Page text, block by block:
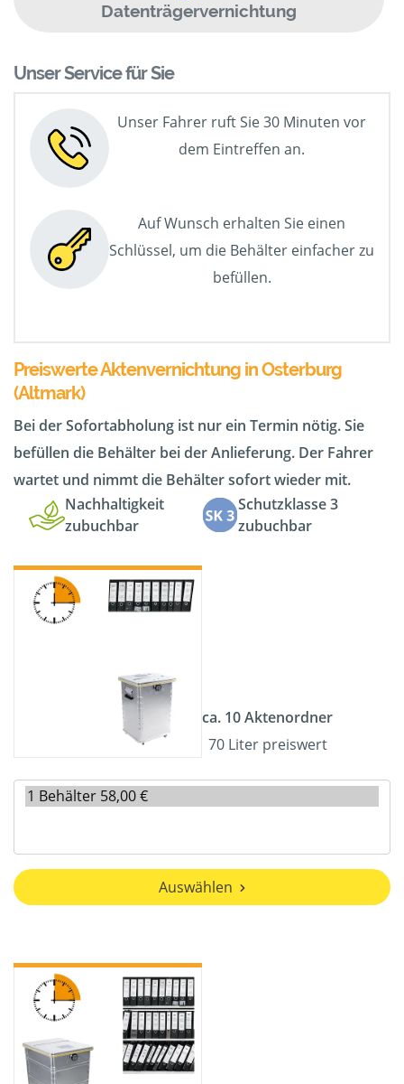
Datenträgervernichtung
Unser Service für Sie
Unser Fahrer ruft Sie 30 Minuten vor
dem Eintreffen an.
Auf Wunsch erhalten Sie einen
Schlüssel, um die Behälter einfacher zu
befüllen.
Preiswerte Aktenvernichtung in Osterburg
(Altmark)
Bei der Sofortabholung ist nur ein Termin nötig. Sie
befüllen die Behälter bei der Anlieferung. Der Fahrer
wartet und nimmt die Behälter sofort wieder mit.
Nachhaltigkeit
zubuchbar
Schutzklasse 3
zubuchbar
ca. 10 Aktenordner
70 Liter preiswert
Auswählen